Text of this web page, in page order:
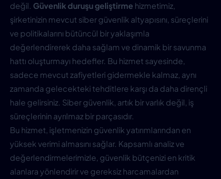
değil. Güvenlik duruşu geliştirme hizmetimiz,
şirketinizin mevcut siber güvenlik altyapısını, süreçlerini
ve politikalarını bütüncül bir yaklaşımla
değerlendirerek daha sağlam ve dinamik bir savunma
hattı oluşturmayı hedefler. Bu hizmet sayesinde,
sadece mevcut zafiyetleri gidermekle kalmaz, aynı
zamanda gelecekteki tehditlere karşı da daha dirençli
hale gelirsiniz. Siber güvenlik, artık bir varlık değil, iş
süreçlerinin ayrılmaz bir parçasıdır.
Bu hizmet, işletmenizin güvenlik yatırımlarından en
yüksek verimi almasını sağlar. Kapsamlı analiz ve
değerlendirmelerimizle, güvenlik bütçenizi en kritik
alanlara yönlendirir ve gereksiz harcamalardan